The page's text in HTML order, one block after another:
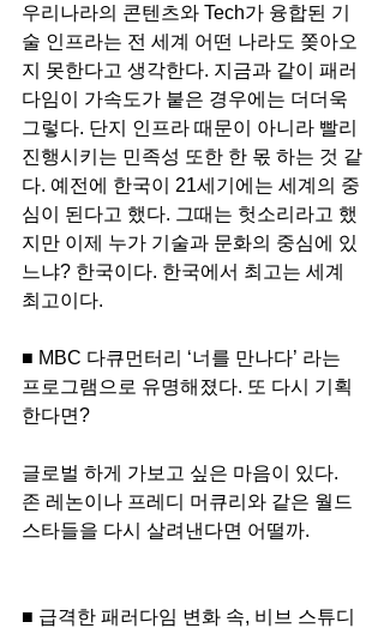
우리나라의 콘텐츠와 Tech가 융합된 기
술 인프라는 전 세계 어떤 나라도 쫒아오
지 못한다고 생각한다. 지금과 같이 패러
다임이 가속도가 붙은 경우에는 더더욱
그렇다. 단지 인프라 때문이 아니라 빨리
진행시키는 민족성 또한 한 몫 하는 것 같
다. 예전에 한국이 21세기에는 세계의 중
심이 된다고 했다. 그때는 헛소리라고 했
지만 이제 누가 기술과 문화의 중심에 있
느냐? 한국이다. 한국에서 최고는 세계
최고이다.
■ MBC 다큐먼터리 ‘너를 만나다’ 라는
프로그램으로 유명해졌다. 또 다시 기획
한다면?
글로벌 하게 가보고 싶은 마음이 있다.
존 레논이나 프레디 머큐리와 같은 월드
스타들을 다시 살려낸다면 어떨까.
■ 급격한 패러다임 변화 속, 비브 스튜디